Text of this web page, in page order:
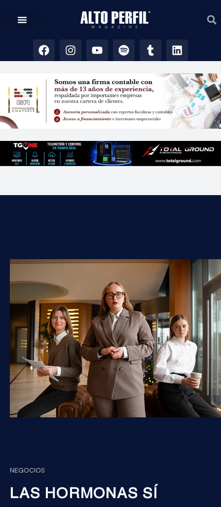
NEGOCIOS
LAS HORMONAS SÍ